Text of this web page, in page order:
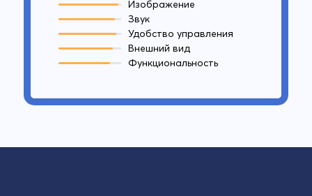
Изображение
Звук
Удобство управления
Внешний вид
Функциональность